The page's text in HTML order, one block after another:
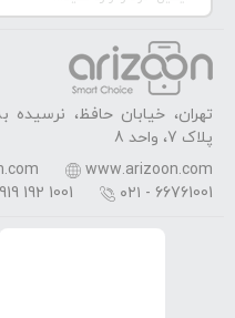
تهران، خیابان حافظ،
پلاک 7، واحد 8
www.arizoon.com
۰۲۱ - 66761001
192 1001